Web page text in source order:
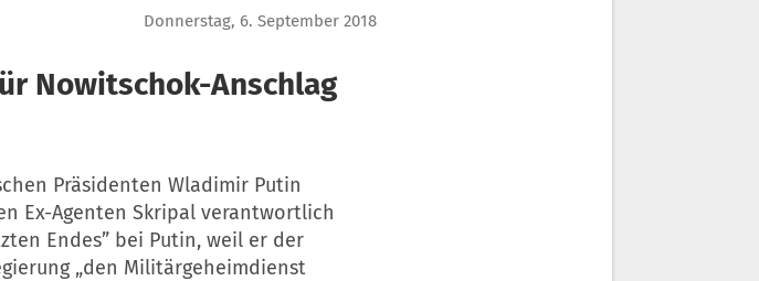
Donnerstag, 6. September 2018
Nowitschok-Anschlag
Präsidenten Wladimir Putin
Ex-Agenten Skripal verantwortlich
Endes” bei Putin, weil er der
„den Militärgeheimdienst